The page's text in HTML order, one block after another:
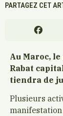
PARTAGEZ CET
Au Maroc,
Rabat
tiendra de
Plusieurs